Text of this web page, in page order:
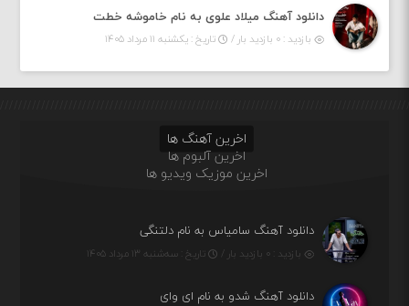
دانلود آهنگ میلاد علوی به نام خاموشه خطت
بازدید : ۰ بازدید بار / تاریخ : یکشنبه ۱۱ مرداد ۱۴۰۵
اخرین آهنگ ها
اخرین آلبوم ها
اخرین موزیک ویدیو ها
دانلود آهنگ سامیاس به نام دلتنگی
بازدید : ۰ بازدید بار / تاریخ : سه‌شنبه ۱۳ مرداد ۱۴۰۵
دانلود آهنگ شدو به نام ای وای